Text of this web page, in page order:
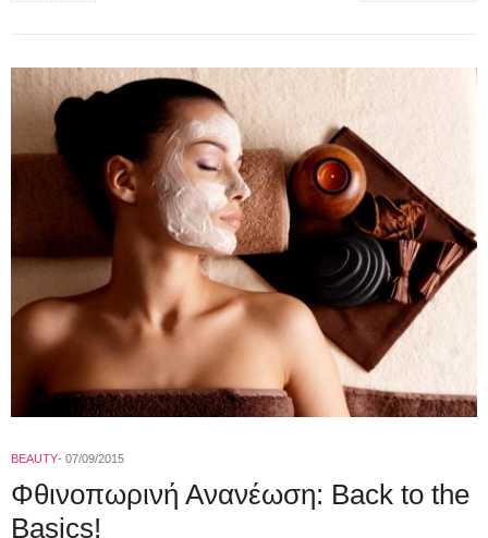
BEAUTY 07/09/2015
Φθινοπωρινή Ανανέωση: Back to the
Basics!